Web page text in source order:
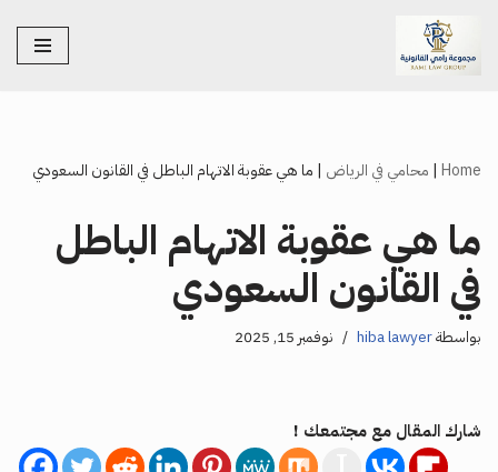
تخطى
Home
| محامي في الرياض | ما هي عقوبة الاتهام الباطل في القانون السعودي
ما هي عقوبة الاتهام الباطل
في القانون السعودي
بواسطةhiba lawyer نوفمبر 15, 2025
شارك المقال مع مجتمعك !